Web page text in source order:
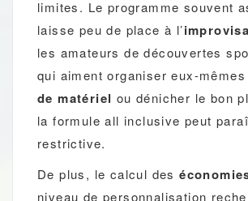
limites. Le programme souvent
laisse peu de place à l’
les amateurs de découvertes
qui aiment organiser eux-
de matériel ou dénicher le bon
la formule all inclusive peut
restrictive.
De plus, le calcul des
niveau de personnalisation